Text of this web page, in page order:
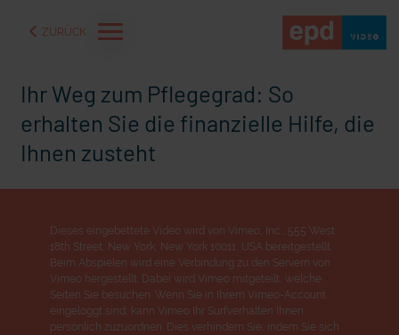
ZURÜCK
oder "Deppen der "Wir bauen Cherson wieder auf" - Optimismus in der
Ihr Weg zum Pflegegrad: So
erhalten Sie die finanzielle Hilfe, die
Ihnen zusteht
Dieses eingebettete Video wird von Vimeo, Inc., 555 West
18th Street, New York, New York 10011, USA bereitgestellt.
Beim Abspielen wird eine Verbindung zu den Servern von
Vimeo hergestellt. Dabei wird Vimeo mitgeteilt, welche
Seiten Sie besuchen. Wenn Sie in Ihrem Vimeo-Account
eingeloggt sind, kann Vimeo Ihr Surfverhalten Ihnen
persönlich zuzuordnen. Dies verhindern Sie, indem Sie sich